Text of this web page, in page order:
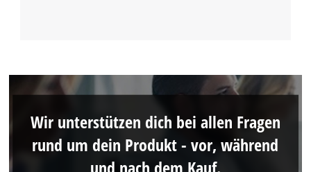
Wir unterstützen dich bei allen Fragen
rund um dein Produkt - vor, während
und nach dem Kauf.